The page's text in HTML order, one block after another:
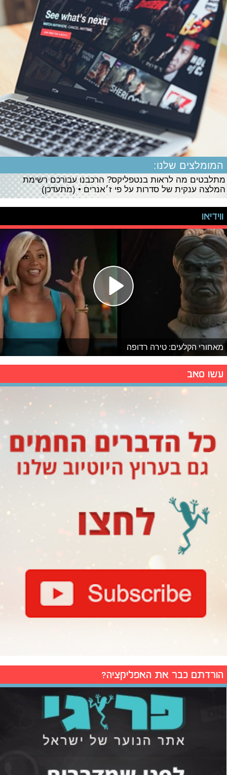
המומלצים שלנו:
מתלבטים מה לראות בנטפליקס? הרכבנו עבורכם רשימת
המלצה ענקית של סדרות על פי ז׳אנרים • (מתעדכן)
ווידיאו
מאחורי הקלעים: טירה רדופה
עשו סאב
הורדתם כבר את האפליקציה?